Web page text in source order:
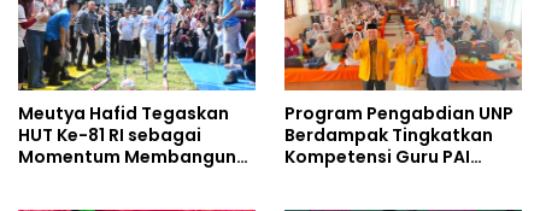
Meutya Hafid Tegaskan
HUT Ke-81 RI sebagai
Momentum Membangun
Program Pengabdian UNP
Berdampak Tingkatkan
Kompetensi Guru PAI